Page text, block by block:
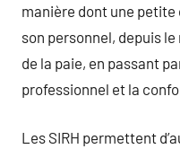
manière dont une
son personnel, depuis
de la paie, en passant
professionnel et la
Les SIRH permettent